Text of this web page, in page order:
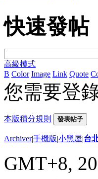
快速發帖
高級模式
B Color Image Link Quote
您需要登
本版積分規則 發表帖子
Archiver|手機版|小黑屋|台
GMT+8,